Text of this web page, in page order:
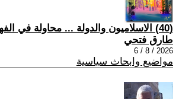
(40) الاسلاميون والدولة ... محاولة في الفهم
طارق فتحي
2026 / 8 / 6
مواضيع وابحاث سياسية